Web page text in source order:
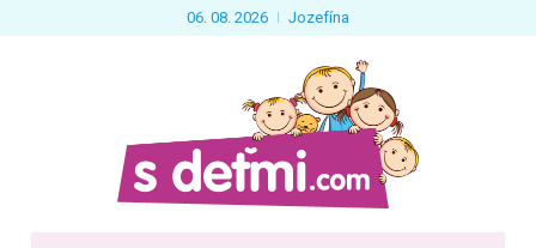
06. 08. 2026 Jozefína